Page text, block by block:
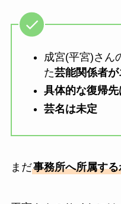
成宮(平宮)さん
た芸能関係者
具体的な復帰
芸名は未定
まだ事務所へ所属す